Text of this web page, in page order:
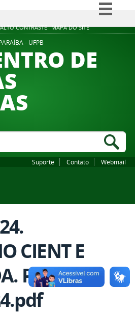
ALTO CONTRASTE MAPA DO SITE
Simplifique!
Participe
- UFPB
DE
Suporte Contato Webmail
CIENT E
PE